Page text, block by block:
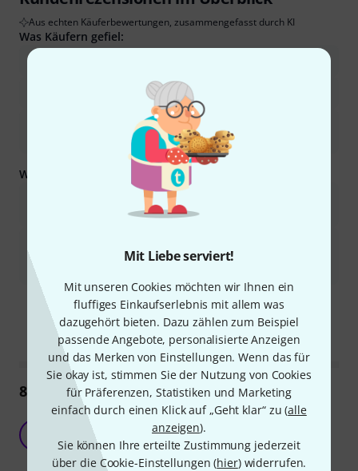
Mit Liebe serviert!
Mit unseren Cookies möchten wir Ihnen ein
fluffiges Einkaufserlebnis mit allem was
dazugehört bieten. Dazu zählen zum Beispiel
passende Angebote, personalisierte Anzeigen
und das Merken von Einstellungen. Wenn das für
Sie okay ist, stimmen Sie der Nutzung von Cookies
für Präferenzen, Statistiken und Marketing
einfach durch einen Klick auf „Geht klar“ zu (alle
anzeigen).
Sie können Ihre erteilte Zustimmung jederzeit
über die Cookie-Einstellungen (hier) widerrufen.
3.4
Bewertungsrichtlinien
Kundenrezensionen im Überblick
Aus echten Käuferbewertungen, zusammengefasst durch KI
Was Käufern gefiel:
Das Produkt bietet ein gutes Preis-Leistungs-Verhältnis.
Es ist komfortabel und bietet eine gute Schalldämmung.
Es eignet sich für In-Ear-Monitoring, insbesondere für Bass und
Gesang.